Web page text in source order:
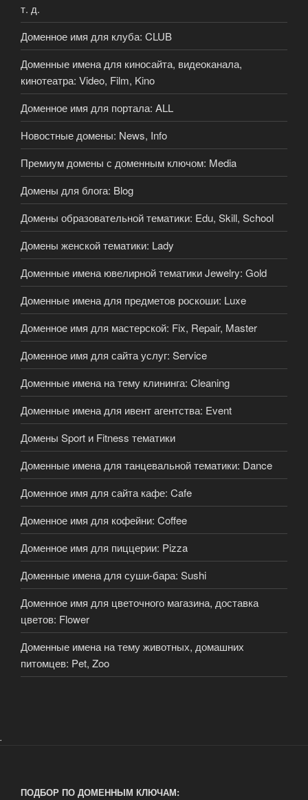
т. д.
Доменное имя для клуба: CLUB
Доменные имена для киносайта, видеоканала,
кинотеатра: Video, Film, Kino
Доменное имя для портала: ALL
Новостные домены: News, Info
Премиум домены с доменным ключом: Media
Домены для блога: Blog
Домены образовательной тематики: Edu, Skill, School
Домены женской тематики: Lady
Доменные имена ювелирной тематики Jewelry: Gold
Доменные имена для предметов роскоши: Luxe
Доменное имя для мастерской: Fix, Repair, Master
Доменное имя для сайта услуг: Service
Доменные имена на тему клининга: Cleaning
Доменные имена для ивент агентства: Event
Домены Sport и Fitness тематики
Доменные имена для танцевальной тематики: Dance
Доменное имя для сайта кафе: Cafe
Доменное имя для кофейни: Coffee
Доменное имя для пиццерии: Pizza
Доменные имена для суши-бара: Sushi
Доменное имя для цветочного магазина, доставка
цветов: Flower
Доменные имена на тему животных, домашних
питомцев: Pet, Zoo
.
ПОДБОР ПО ДОМЕННЫМ КЛЮЧАМ: